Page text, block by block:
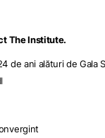
The Institute.
de ani alături de Gala